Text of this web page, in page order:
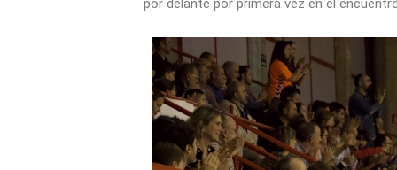
por delante por primera vez en el